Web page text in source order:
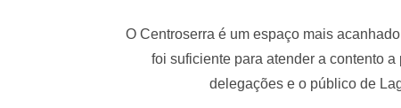
O Centroserra é um espaço mais
foi suficiente para atender a contento
delegações e o público de